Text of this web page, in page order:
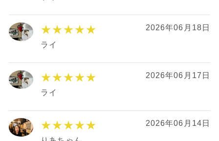
★★★★★ 2026年06月18日
ライ
★★★★★ 2026年06月17日
ライ
★★★★★ 2026年06月14日